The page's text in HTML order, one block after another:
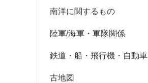
南洋に関するもの
陸軍/海軍・軍隊関係
鉄道・船・飛行機・自動車
古地図